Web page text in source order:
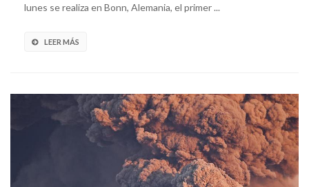
lunes se realiza en Bonn, Alemania, el primer ...
LEER MÁS